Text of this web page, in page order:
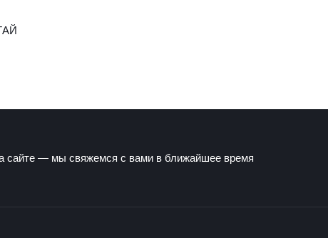
сайте — мы свяжемся с вами в ближайшее время